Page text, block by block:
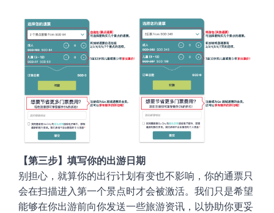
【第三步】填写你的出游日期
别担心，就算你的出行计划有变也不影响，你的通票只
会在扫描进入第一个景点时才会被激活。我们只是希望
能够在你出游前向你发送一些旅游资讯，以协助你更妥